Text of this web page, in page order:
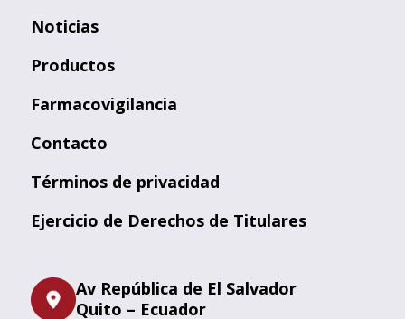
Noticias
Productos
Farmacovigilancia
Contacto
Términos de privacidad
Ejercicio de Derechos de Titulares
Av República de El Salvador
Quito – Ecuador